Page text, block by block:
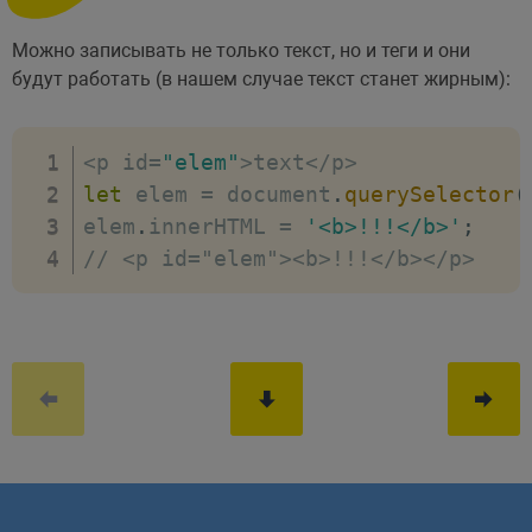
Можно записывать не только текст, но и теги и они
будут работать (в нашем случае текст станет жирным):
<p id="elem">text</p>
let elem = document . querySelector (
elem . innerHTML = '<b>!!!</b>' ;
// <p id="elem"><b>!!!</b></p>